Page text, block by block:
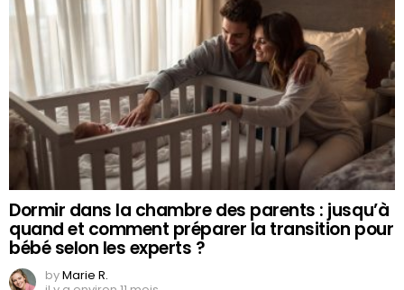
Dormir dans la chambre des parents : jusqu’à
quand et comment préparer la transition pour
bébé selon les experts ?
byMarie R.